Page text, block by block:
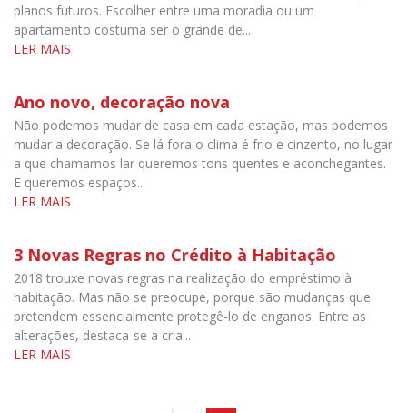
planos futuros. Escolher entre uma moradia ou um
apartamento costuma ser o grande de...
LER MAIS
Ano novo, decoração nova
Não podemos mudar de casa em cada estação, mas podemos
mudar a decoração. Se lá fora o clima é frio e cinzento, no lugar
a que chamamos lar queremos tons quentes e aconchegantes.
E queremos espaços...
LER MAIS
3 Novas Regras no Crédito à Habitação
2018 trouxe novas regras na realização do empréstimo à
habitação. Mas não se preocupe, porque são mudanças que
pretendem essencialmente protegê-lo de enganos. Entre as
alterações, destaca-se a cria...
LER MAIS